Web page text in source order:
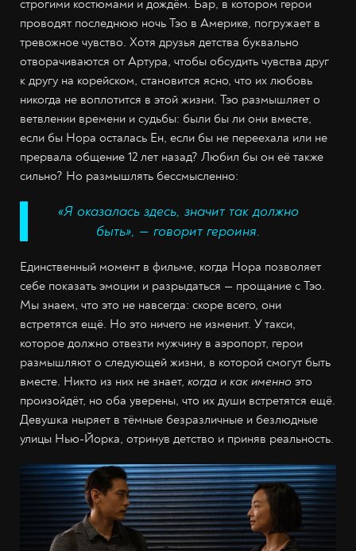
строгими костюмами и дождём. Бар, в котором герои
проводят последнюю ночь Тэо в Америке, погружает в
тревожное чувство. Хотя друзья детства буквально
отворачиваются от Артура, чтобы обсудить чувства друг
к другу на корейском, становится ясно, что их любовь
никогда не воплотится в этой жизни. Тэо размышляет о
ветвлении времени и судьбы: были бы ли они вместе,
если бы Нора осталась Ен, если бы не переехала или не
прервала общение 12 лет назад? Любил бы он её также
сильно? Но размышлять бессмысленно:
«Я оказалась здесь, значит так должно
быть», — говорит героиня.
Единственный момент в фильме, когда Нора позволяет
себе показать эмоции и разрыдаться — прощание с Тэо.
Мы знаем, что это не навсегда: скоре всего, они
встретятся ещё. Но это ничего не изменит. У такси,
которое должно отвезти мужчину в аэропорт, герои
размышляют о следующей жизни, в которой смогут быть
вместе. Никто из них не знает, когда и как именно это
произойдёт, но оба уверены, что их души встретятся ещё.
Девушка ныряет в тёмные безразличные и безлюдные
улицы Нью-Йорка, отринув детство и приняв реальность.